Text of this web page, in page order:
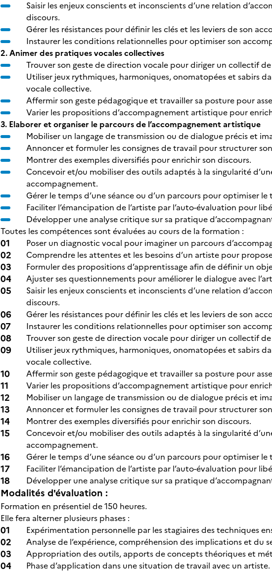
Saisir les enjeux conscients et inconscients d’une relation
discours.
Gérer les résistances pour définir les clés et les leviers de son
Instaurer les conditions relationnelles pour optimiser son
2. Animer des pratiques vocales collectives
Trouver son geste de direction vocale pour diriger un collectif
Utiliser jeux rythmiques, harmoniques, onomatopées et sabirs
vocale collective.
Affermir son geste pédagogique et travailler sa posture pour
Varier les propositions d’accompagnement artistique pour
3. Elaborer et organiser le parcours de l’accompagnement artistique
Mobiliser un langage de transmission ou de dialogue précis et
Annoncer et formuler les consignes de travail pour structurer
Montrer des exemples diversifiés pour enrichir son discours.
Concevoir et/ou mobiliser des outils adaptés à la singularité
accompagnement.
Gérer le temps d’une séance ou d’un parcours pour optimiser
Faciliter l’émancipation de l’artiste par l’auto-évaluation pour
Développer une analyse critique sur sa pratique
Toutes les compétences sont évaluées au cours de la formation :
Poser un diagnostic vocal pour imaginer un parcours
Comprendre les attentes et les besoins d’un artiste pour
Formuler des propositions d’apprentissage afin de définir un
Ajuster ses questionnements pour améliorer le dialogue avec
Saisir les enjeux conscients et inconscients d’une relation
discours.
Gérer les résistances pour définir les clés et les leviers de son
Instaurer les conditions relationnelles pour optimiser son
Trouver son geste de direction vocale pour diriger un collectif
Utiliser jeux rythmiques, harmoniques, onomatopées et sabirs
vocale collective.
Affermir son geste pédagogique et travailler sa posture pour
Varier les propositions d’accompagnement artistique pour
Mobiliser un langage de transmission ou de dialogue précis et
Annoncer et formuler les consignes de travail pour structurer
Montrer des exemples diversifiés pour enrichir son discours.
Concevoir et/ou mobiliser des outils adaptés à la singularité
accompagnement.
Gérer le temps d’une séance ou d’un parcours pour optimiser
Faciliter l’émancipation de l’artiste par l’auto-évaluation pour
Développer une analyse critique sur sa pratique
Modalités d'évaluation :
Formation en présentiel de 150 heures.
Elle fera alterner plusieurs phases :
Expérimentation personnelle par les stagiaires des techniques
Analyse de l’expérience, compréhension des implications et du
Appropriation des outils, apports de concepts théoriques et
Phase d’application dans une situation de travail avec un artiste.